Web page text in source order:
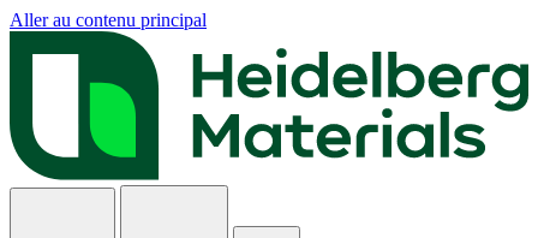
Aller au contenu principal